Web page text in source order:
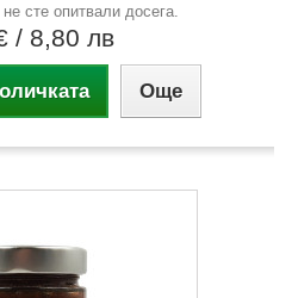
сте опитвали досега.
/ 8,80 лв
Още